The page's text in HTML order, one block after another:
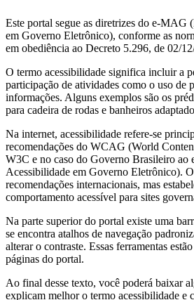
Este portal segue as diretrizes do e-MAG
em Governo Eletrônico), conforme as
em obediência ao Decreto 5.296, de 02/
O termo acessibilidade significa incluir a
participação de atividades como o uso de
informações. Alguns exemplos são os
para cadeira de rodas e banheiros
Na internet, acessibilidade refere-se
recomendações do WCAG (World
W3C e no caso do Governo Brasileiro
Acessibilidade em Governo Eletrônico).
recomendações internacionais, mas
comportamento acessível para sites
Na parte superior do portal existe uma
se encontra atalhos de navegação
alterar o contraste. Essas ferramentas
páginas do portal.
Ao final desse texto, você poderá baixar
explicam melhor o termo acessibilidade e